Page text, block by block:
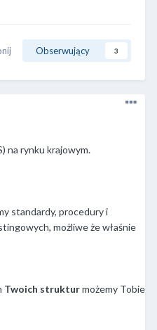
Obserwujący 3
na rynku krajowym.
standardy, procedury i
możliwe że właśnie
Twoich strukturmożemy Tobie